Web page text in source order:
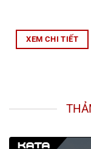
XEM CHI TIẾT